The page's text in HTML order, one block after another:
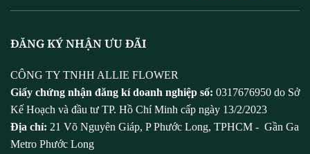
ĐĂNG KÝ NHẬN ƯU ĐÃI
CÔNG TY TNHH ALLIE FLOWER
Giấy chứng nhận đăng kí doanh nghiệp số: 0317676950 do Sở
Kế Hoạch và đầu tư TP. Hồ Chí Minh cấp ngày 13/2/2023
Địa chỉ: 21 Võ Nguyên Giáp, P Phước Long, TPHCM - Gần Ga
Metro Phước Long